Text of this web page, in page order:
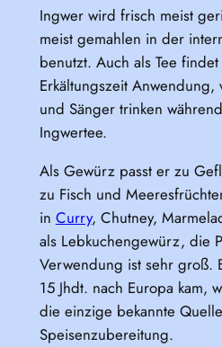
Ingwer wird frisch meist
meist gemahlen in der
benutzt. Auch als Tee
Erkältungszeit Anwendung,
und Sänger trinken
Ingwertee.
Als Gewürz passt er zu
zu Fisch und
in Curry, Chutney,
als Lebkuchengewürz, die
Verwendung ist sehr groß.
15 Jhdt. nach Europa kam,
die einzige bekannte
Speisenzubereitung.